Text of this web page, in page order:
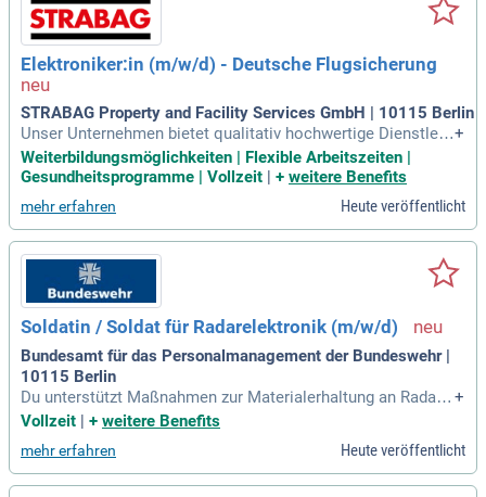
Elektroniker:in (m/w/d) - Deutsche Flugsicherung
STRABAG Property and Facility Services GmbH | 10115 Berlin
Unser Unternehmen bietet qualitativ hochwertige Dienstleis
tungen in Deutschland, Luxemburg, der Slowakei und Tsche
chien. Wir legen großen Wert auf individuelle Lösungen, die
suchen wir eine:n Techniker:in für das Flughafenumfeld BER
in Berlin. Zu den Aufgaben zählen Inbetriebnahme, Wartung
und Reparatur von elektrotechnischen Anlagen. Dazu gehört
auch die Fehlersuche sowie die Dokumentation von Wartun
gsarbeiten. Werden Sie Teil unseres engagierten Teams und
gestalten Sie gemeinsam mit uns die Zukunft!
+
Weiterbildungsmöglichkeiten | Flexible Arbeitszeiten |
Gesundheitsprogramme | Vollzeit
+ weitere Benefits
mehr erfahren Heute veröffentlicht
Soldatin / Soldat für Radarelektronik (m/w/d)
Bundesamt für das Personalmanagement der Bundeswehr |
10115 Berlin
Du unterstützt Maßnahmen zur Materialerhaltung an Radarg
eräten des Radarführungsdienstes und der militärischen Flu
chnischen Bedienung der Geräte und ihrer Zusatzgeräte.
+
Vollzeit | + weitere Benefits
mehr erfahren Heute veröffentlicht